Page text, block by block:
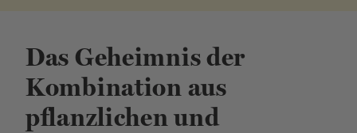
Das Geheimnis der
Kombination aus
pflanzlichen und